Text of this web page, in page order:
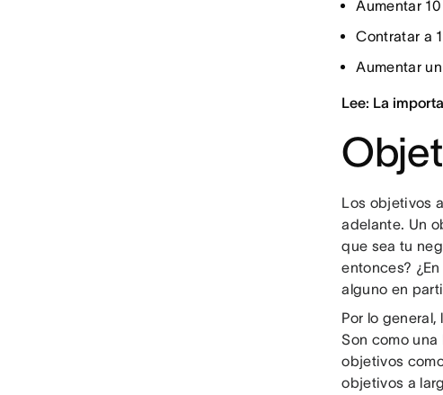
Aumentar
Contratar a
Aumentar
Lee: La
Los objetivos
adelante. Un
que sea tu
entonces?
alguno en
Por lo
Son como
objetivos
objetivos a